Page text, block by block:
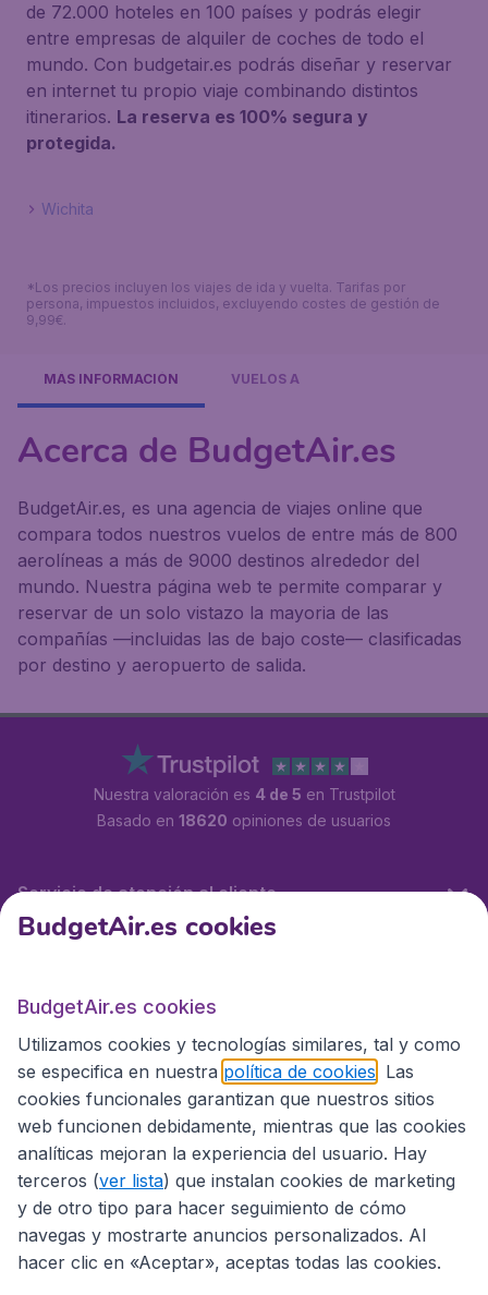
de 72.000 hoteles en 100 países y podrás elegir
entre empresas de alquiler de coches de todo el
mundo. Con budgetair.es podrás diseñar y reservar
en internet tu propio viaje combinando distintos
itinerarios. La reserva es 100% segura y
protegida.
Wichita
*Los precios incluyen los viajes de ida y vuelta. Tarifas por
persona, impuestos incluidos, excluyendo costes de gestión de
9,99€.
MÁS INFORMACIÓN VUELOS A
Acerca de BudgetAir.es
BudgetAir.es, es una agencia de viajes online que
compara todos nuestros vuelos de entre más de 800
aerolíneas a más de 9000 destinos alrededor del
mundo. Nuestra página web te permite comparar y
reservar de un solo vistazo la mayoria de las
compañías —incluidas las de bajo coste— clasificadas
por destino y aeropuerto de salida.
Nuestra valoración es 4 de 5 en Trustpilot
Basado en 18620 opiniones de usuarios
Servicio de atención al cliente
Sitios internacionales
BudgetAir.es cookies
BudgetAir.es cookies
Utilizamos cookies y tecnologías similares, tal y como
se especifica en nuestra política de cookies . Las
cookies funcionales garantizan que nuestros sitios
web funcionen debidamente, mientras que las cookies
analíticas mejoran la experiencia del usuario. Hay
terceros (ver lista) que instalan cookies de marketing
y de otro tipo para hacer seguimiento de cómo
navegas y mostrarte anuncios personalizados. Al
hacer clic en «Aceptar», aceptas todas las cookies.